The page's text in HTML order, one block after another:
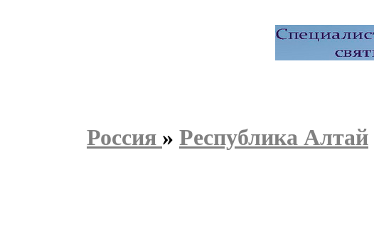
Россия » Республика Алтай